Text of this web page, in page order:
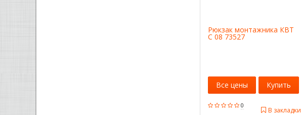
Рюкзак монтажника КВТ
С 08 73527
0
В закладки
Все цены Купить